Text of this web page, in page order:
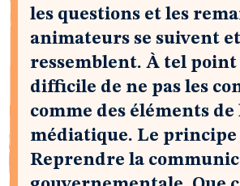
les questions et les
animateurs se suivent et
ressemblent. À tel point
difficile de ne pas les
comme des éléments
médiatique. Le principe
Reprendre la